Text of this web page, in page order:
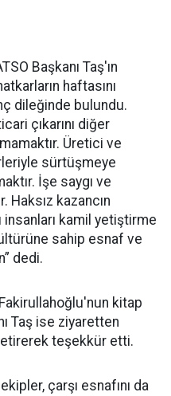
Başkanı Taş'ın
haftasını
dileğinde bulundu.
çıkarını diğer
Üretici ve
sürtüşmeye
İşe saygı ve
Haksız kazancın
insanları kamil yetiştirme
sahip esnaf ve
dedi.
kitap
Taş ise ziyaretten
teşekkür etti.
çarşı esnafını da